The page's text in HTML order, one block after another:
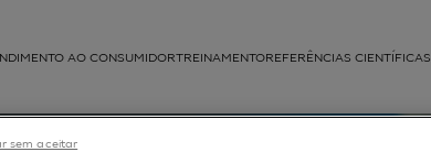
AO CONSUMIDORTREINAMENTOREFERÊNCIAS CIENTÍFICAS
sem aceitar